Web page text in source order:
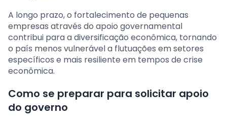
A longo prazo, o fortalecimento de pequenas
empresas através do apoio governamental
contribui para a diversificação econômica, tornando
o país menos vulnerável a flutuações em setores
específicos e mais resiliente em tempos de crise
econômica.
Como se preparar para solicitar apoio
do governo